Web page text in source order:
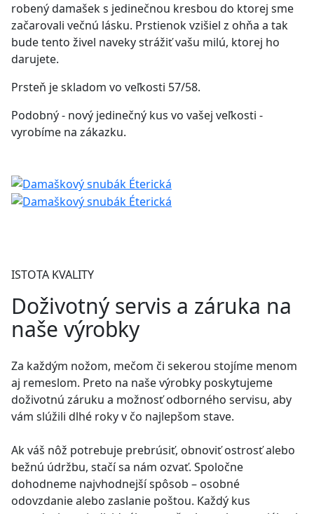
robený damašek s jedinečnou kresbou do ktorej sme
začarovali večnú lásku. Prstienok vzišiel z ohňa a tak
bude tento živel naveky strážiť vašu milú, ktorej ho
darujete.
Prsteň je skladom vo veľkosti 57/58.
Podobný - nový jedinečný kus vo vašej veľkosti -
vyrobíme na zákazku.
ISTOTA KVALITY
Doživotný servis a záruka na
naše výrobky
Za každým nožom, mečom či sekerou stojíme menom
aj remeslom. Preto na naše výrobky poskytujeme
doživotnú záruku a možnosť odborného servisu, aby
vám slúžili dlhé roky v čo najlepšom stave.
Ak váš nôž potrebuje prebrúsiť, obnoviť ostrosť alebo
bežnú údržbu, stačí sa nám ozvať. Spoločne
dohodneme najvhodnejší spôsob – osobné
odovzdanie alebo zaslanie poštou. Každý kus